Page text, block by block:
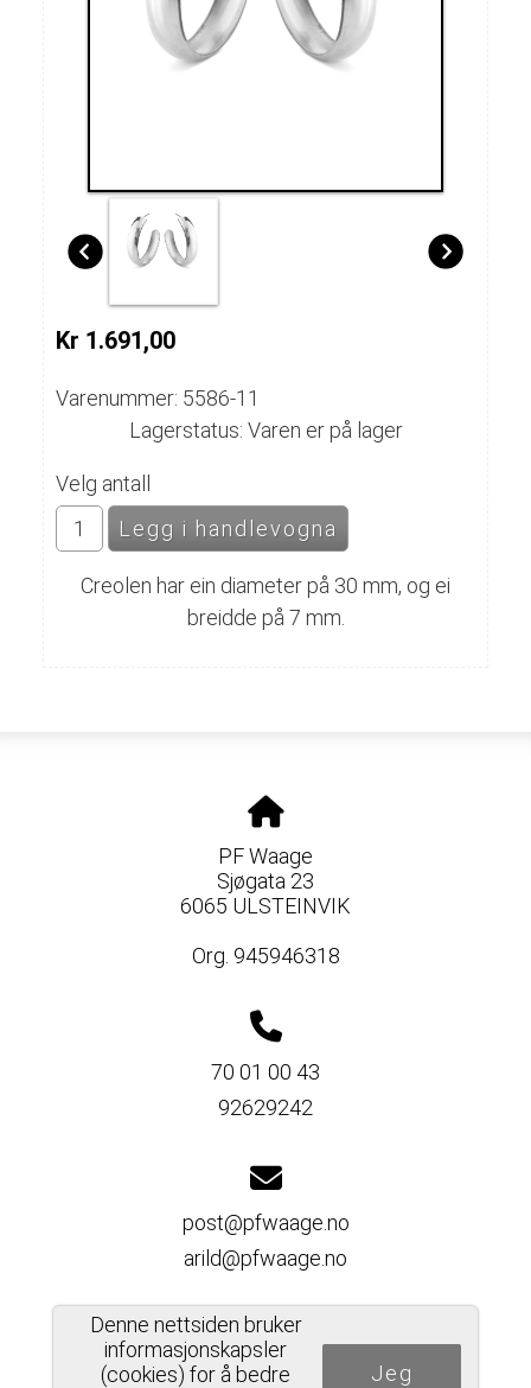
Kr 1.691,00
Varenummer: 5586-11
Lagerstatus: Varen er på lager
Velg antall
Creolen har ein diameter på 30 mm, og ei
breidde på 7 mm.
PF Waage
Sjøgata 23
6065 ULSTEINVIK
Org. 945946318
70 01 00 43
92629242
post@pfwaage.no
arild@pfwaage.no
Del nettside
Denne nettsiden bruker
informasjonskapsler
(cookies) for å bedre
Jeg